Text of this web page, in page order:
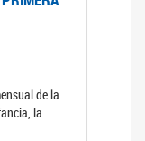
de la
la